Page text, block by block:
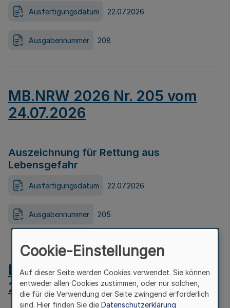
Ausfertigungsdatum 22.07.2026
Ausgabennummer 208
MB.NRW 2026 Nr. 205 vom
24.07.2026
Auszeichnung für Rettung aus
Lebensgefahr
Ausfertigungsdatum 22.07.2026
Ausgabennummer 205
MB.NRW 2026 Nr. 204 vom
24.07.2026
Cookie-Einstellungen
Auf dieser Seite werden Cookies verwendet. Sie können
entweder allen Cookies zustimmen, oder nur solchen,
die für die Verwendung der Seite zwingend erforderlich
sind. Hier finden Sie die Datenschutzerklärung